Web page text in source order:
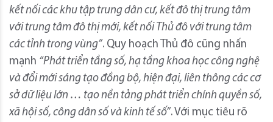
kết nối các khu tập trung dân cư, kết đô thị trung tâm
với trung tâm đô thị mới, kết nối Thủ đô với trung tâm
các tỉnh trong vùng”. Quy hoạch Thủ đô cũng nhấn
mạnh “Phát triển tầng số, hạ tầng khoa học công nghệ
và đổi mới sáng tạo đồng bộ, hiện đại, liên thông các cơ
sở dữ liệu lớn … tạo nền tảng phát triển chính quyền số,
xã hội số, công dân số và kinh tế số”. Với mục tiêu rõ